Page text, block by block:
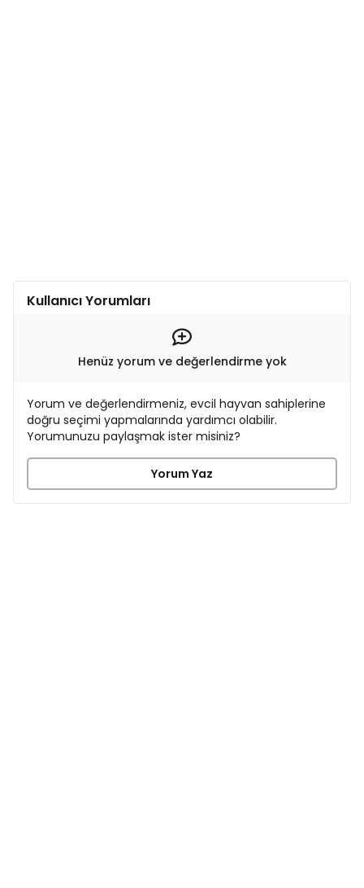
Kullanıcı Yorumları
Henüz yorum ve değerlendirme yok
Yorum ve değerlendirmeniz, evcil hayvan sahiplerine
doğru seçimi yapmalarında yardımcı olabilir.
Yorumunuzu paylaşmak ister misiniz?
Yorum Yaz